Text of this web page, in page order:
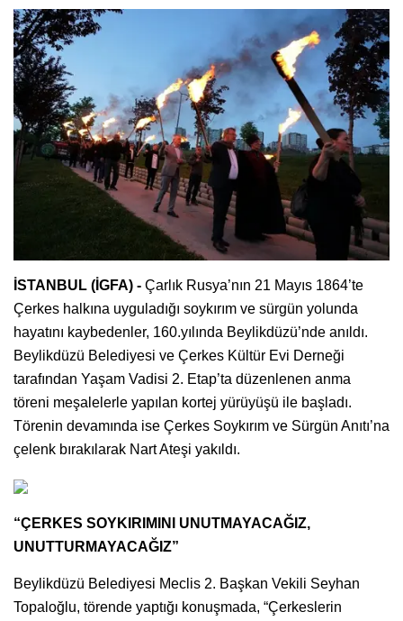
İSTANBUL (İGFA) - Çarlık Rusya’nın 21 Mayıs 1864’te
Çerkes halkına uyguladığı soykırım ve sürgün yolunda
hayatını kaybedenler, 160.yılında Beylikdüzü’nde anıldı.
Beylikdüzü Belediyesi ve Çerkes Kültür Evi Derneği
tarafından Yaşam Vadisi 2. Etap’ta düzenlenen anma
töreni meşalelerle yapılan kortej yürüyüşü ile başladı.
Törenin devamında ise Çerkes Soykırım ve Sürgün Anıtı’na
çelenk bırakılarak Nart Ateşi yakıldı.
“ÇERKES SOYKIRIMINI UNUTMAYACAĞIZ,
UNUTTURMAYACAĞIZ”
Beylikdüzü Belediyesi Meclis 2. Başkan Vekili Seyhan
Topaloğlu, törende yaptığı konuşmada, “Çerkeslerin